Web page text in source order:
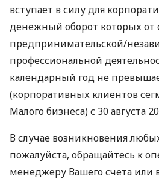
вступает в силу для
денежный оборот которых от
предпринимательской/
профессиональной
календарный год не
(корпоративных клиентов
Малого бизнеса) с 30 августа
В случае возникновения
пожалуйста, обращайтесь к
менеджеру Вашего счета или